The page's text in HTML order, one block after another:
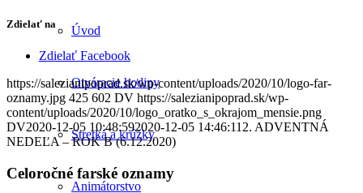
Úvod
Otváracie hodiny
Stretká a krúžky
Animátorstvo
Zdielať na
Zdielať Facebook
https://salezianipoprad.sk/wp-content/uploads/2020/10/logo-far-
oznamy.jpg 425 602 DV https://salezianipoprad.sk/wp-
content/uploads/2020/10/logo_oratko_s_okrajom_mensie.png
DV2020-12-05 10:48:592020-12-05 14:46:11 2. ADVENTNÁ
NEDEĽA – ROK B (6.12.2020)
Celoročné farské oznamy